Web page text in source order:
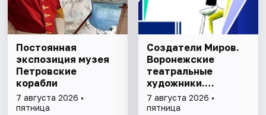
Постоянная
экспозиция музея
Петровские
корабли
7 августа 2026 •
пятница
Создатели Миров.
Воронежские
театральные
художники.
Выставка
7 августа 2026 •
пятница